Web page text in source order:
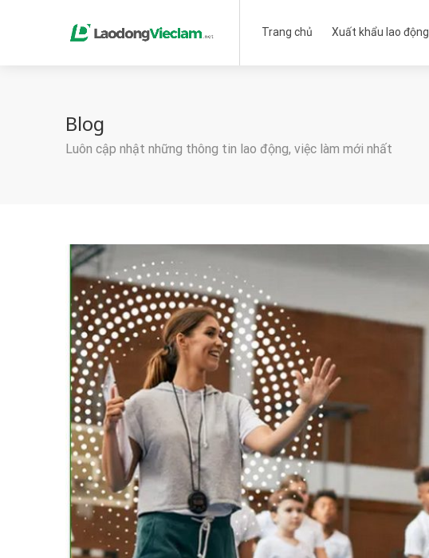
Trang chủ Xuất khẩu lao động
Blog
Luôn cập nhật những thông tin lao động, việc làm mới nhất